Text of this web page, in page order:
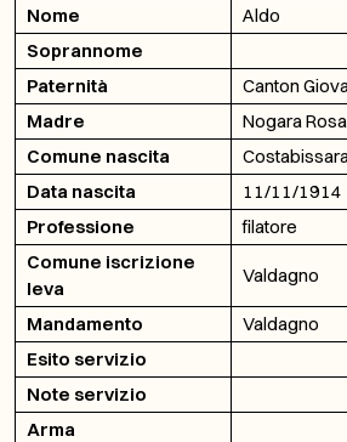
Nome
Aldo
Soprannome
Paternità
Canton
Madre
Nogara Rosa
Comune nascita
Data nascita
11/11/1914
Professione
filatore
Comune iscrizione
leva
Valdagno
Mandamento
Valdagno
Esito servizio
Note servizio
Arma